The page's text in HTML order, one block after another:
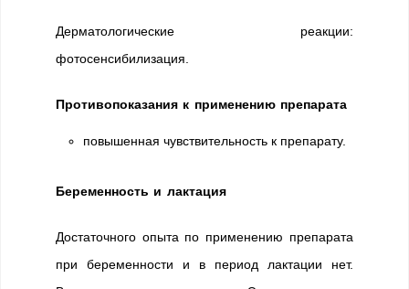
Дерматологические реакции:
фотосенсибилизация.
Противопоказания к применению препарата
повышенная чувствительность к препарату.
Беременность и лактация
Достаточного опыта по применению препарата
при беременности и в период лактации нет.